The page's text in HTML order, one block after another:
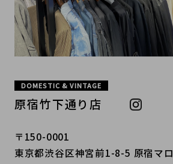
DOMESTIC & VINTAGE
原宿竹下通り店
〒150-0001
東京都渋谷区神宮前1-8-5 原宿マ